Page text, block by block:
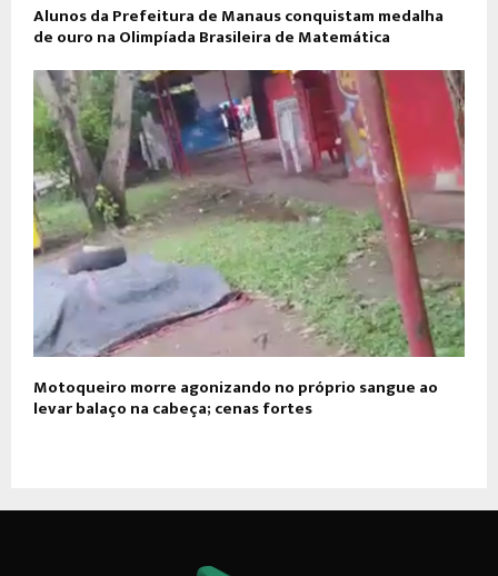
Alunos da Prefeitura de Manaus conquistam medalha
de ouro na Olimpíada Brasileira de Matemática
Motoqueiro morre agonizando no próprio sangue ao
levar balaço na cabeça; cenas fortes